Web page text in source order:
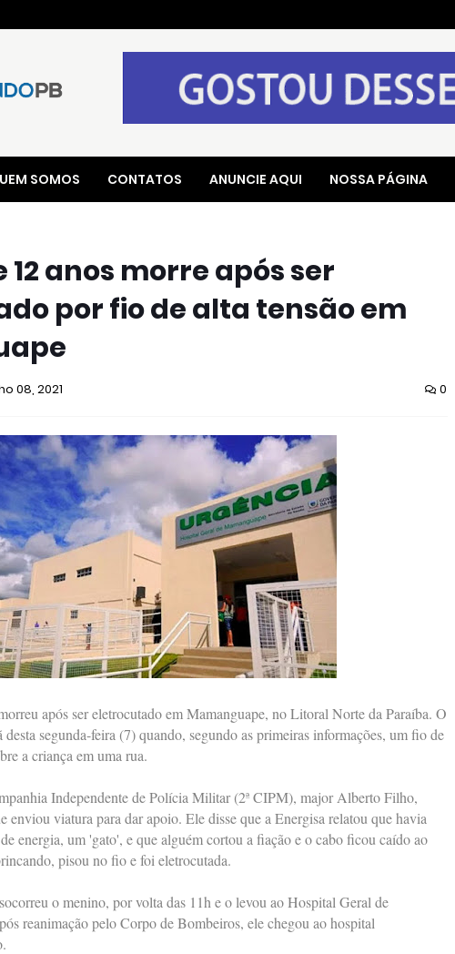
SOMOS CONTATOS ANUNCIE AQUI NOSSA PÁGINA
12 anos morre após ser
por fio de alta tensão em
08, 2021 0
após ser eletrocutado em Mamanguape, no Litoral Norte da Paraíba. O
desta segunda-feira (7) quando, segundo as primeiras informações, um fio de
a criança em uma rua.
Independente de Polícia Militar (2ª CIPM), major Alberto Filho,
enviou viatura para dar apoio. Ele disse que a Energisa relatou que havia
energia, um 'gato', e que alguém cortou a fiação e o cabo ficou caído ao
pisou no fio e foi eletrocutada.
o menino, por volta das 11h e o levou ao Hospital Geral de
reanimação pelo Corpo de Bombeiros, ele chegou ao hospital